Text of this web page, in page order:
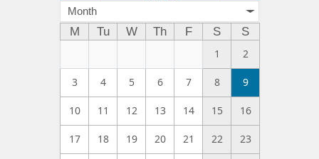
Month
M Tu W Th F S
S
1
2
3 4 5 6 7 8 9
10 11 12 13 14 15 16
17 18 19 20 21 22 23